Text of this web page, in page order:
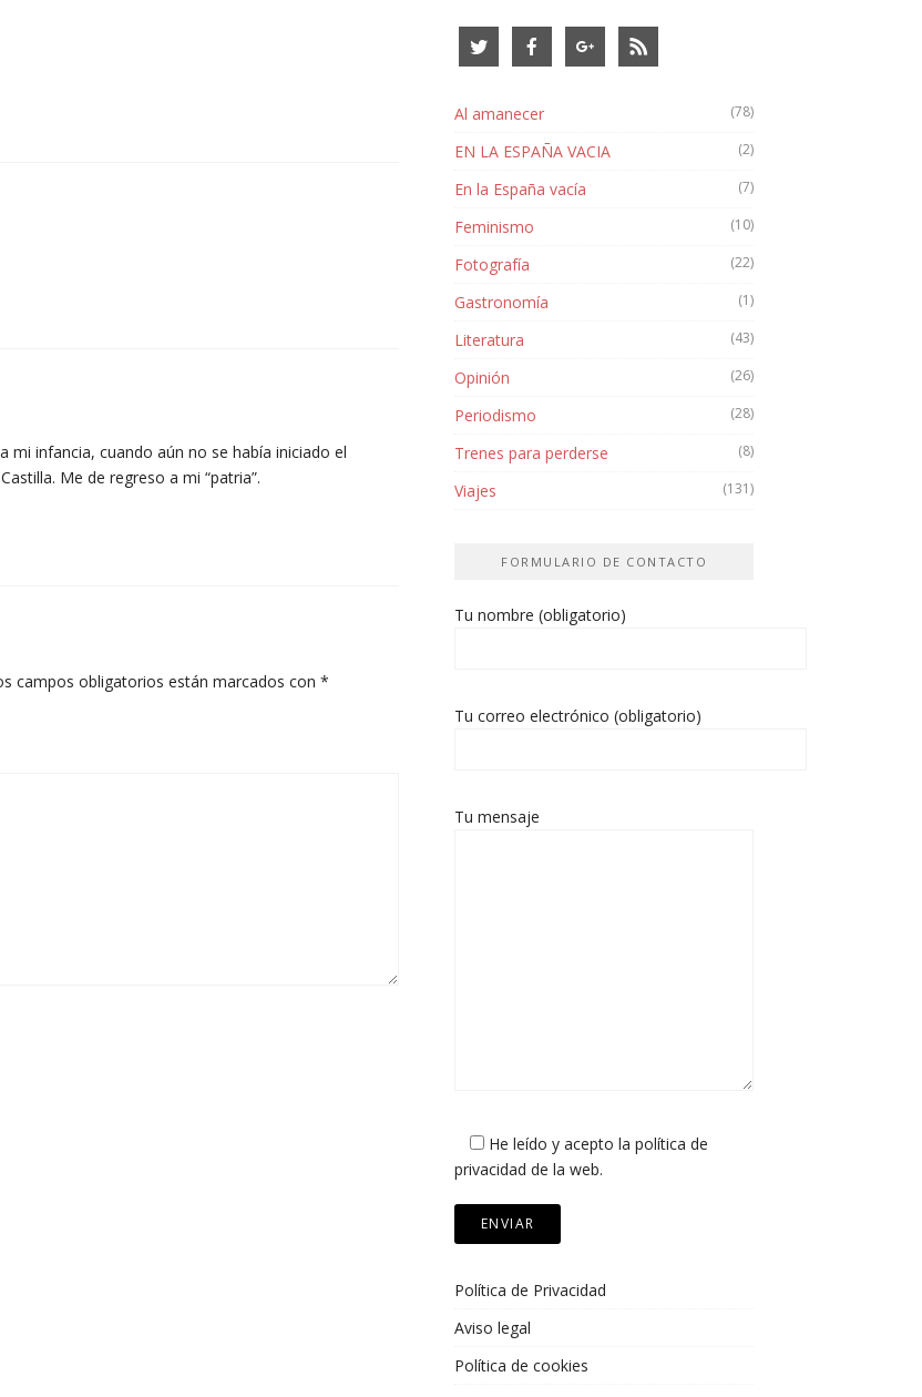
mi infancia, cuando aún no se había iniciado el
Me de regreso a mi “patria”.
campos obligatorios están marcados con *
Al amanecer (78)
EN LA ESPAÑA VACIA (2)
En la España vacía (7)
Feminismo (10)
Fotografía (22)
Gastronomía (1)
Literatura (43)
Opinión (26)
Periodismo (28)
Trenes para perderse (8)
Viajes (131)
FORMULARIO DE CONTACTO
Tu nombre (obligatorio)
Tu correo electrónico (obligatorio)
Tu mensaje
He leído y acepto la política de
privacidad de la web.
Política de Privacidad
Aviso legal
Política de cookies